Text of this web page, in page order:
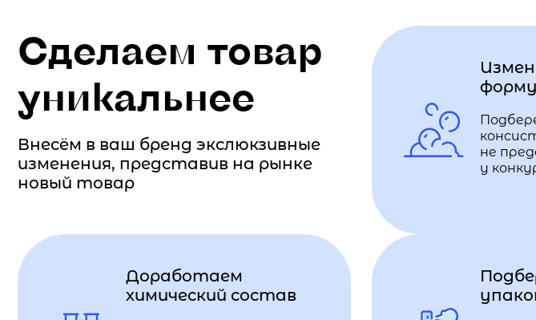
Сделаем товар
уникальнее
Внесём в ваш бренд экслюкзивные
изменения, представив на рынке
новый товар
не
у
Доработаем
химический состав